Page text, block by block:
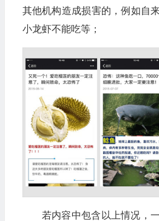
其他机构造成损害的，例如自
小龙虾不能吃等；
若内容中包含以上情况，